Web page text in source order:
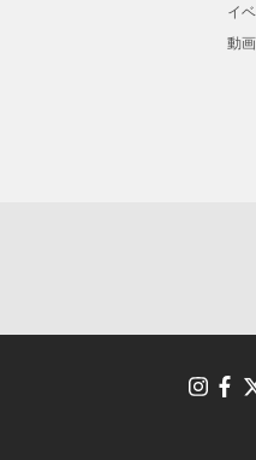
イ
動画